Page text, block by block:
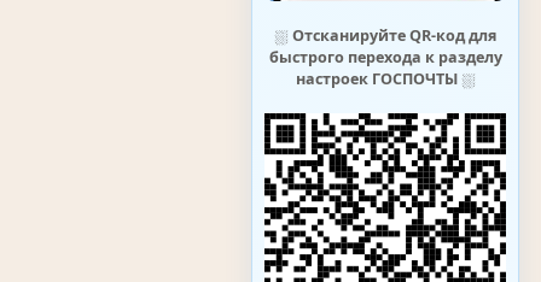
⛆ Отсканируйте QR-код для
быстрого перехода к разделу
настроек ГОСПОЧТЫ⛆